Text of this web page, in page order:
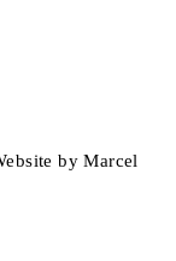
by Marcel